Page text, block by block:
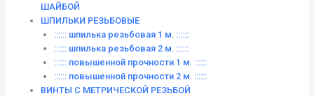
ШАЙБОЙ
ШПИЛЬКИ РЕЗЬБОВЫЕ
:::::: шпилька резьбовая 1 м. ::::::
:::::: шпилька резьбовая 2 м. ::::::
:::::: повышенной прочности 1 м. ::::::
:::::: повышенной прочности 2 м. ::::::
ВИНТЫ C МЕТРИЧЕСКОЙ РЕЗЬБОЙ